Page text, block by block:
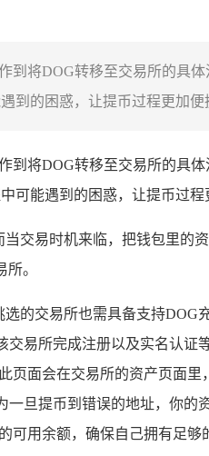
到将DOG转移至交易所的具
到的困惑，让提币过程更加便
到将DOG转移至交易所的具
可能遇到的困惑，让提币过程
当交易时机来临，把钱包里的
。
的交易所也需具备支持
易所完成注册以及实名认证
面会在交易所的资产页面
旦提币到错误的地址，你的
可用余额，确保自己拥有足